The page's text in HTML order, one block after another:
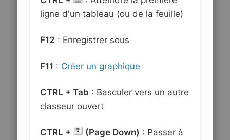
ligne d'un tableau (ou de la feuille)
F12 : Enregistrer sous
F11 : Créer un graphique
CTRL + Tab : Basculer vers un autre
classeur ouvert
CTRL + (Page Down) : Passer à